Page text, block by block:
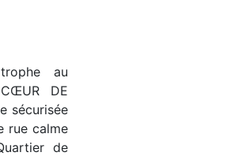
au
DE
sécurisée
rue calme
de